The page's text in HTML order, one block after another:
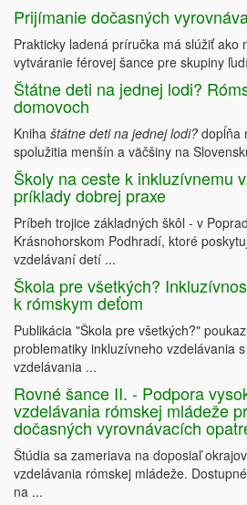
Prijímanie dočasných
Prakticky ladená príručka má slúžiť ako
vytváranie férovej šance pre skupiny
Štátne deti na jednej lodi?
domovoch
Kniha štátne deti na jednej lodi? dopĺňa
spolužitia menšín a väčšiny na
Školy na ceste k inkluzívnemu
príklady dobrej praxe
Príbeh trojice základných škôl - v
Krásnohorskom Podhradí, ktoré
vzdelávaní detí ...
Škola pre všetkých?
k rómskym deťom
Publikácia "Škola pre všetkých?"
problematiky inkluzívneho vzdelávania
vzdelávania ...
Rovné šance II. - Podpora
vzdelávania rómskej mládeže
dočasných vyrovnávacích
Štúdia sa zameriava na doposiaľ
vzdelávania rómskej mládeže.
na ...